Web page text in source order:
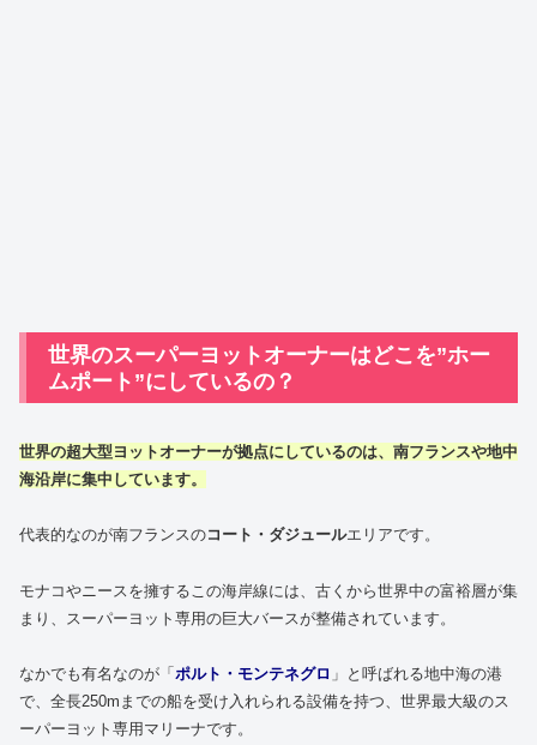
世界のスーパーヨットオーナーはどこを”ホー
ムポート”にしているの？
世界の超大型ヨットオーナーが拠点にしているのは、南フランスや地中
海沿岸に集中しています。
代表的なのが南フランスのコート・ダジュールエリアです。
モナコやニースを擁するこの海岸線には、古くから世界中の富裕層が集
まり、スーパーヨット専用の巨大バースが整備されています。
なかでも有名なのが「 ポルト・モンテネグロ 」と呼ばれる地中海の港
で、全長250mまでの船を受け入れられる設備を持つ、世界最大級のス
ーパーヨット専用マリーナです。